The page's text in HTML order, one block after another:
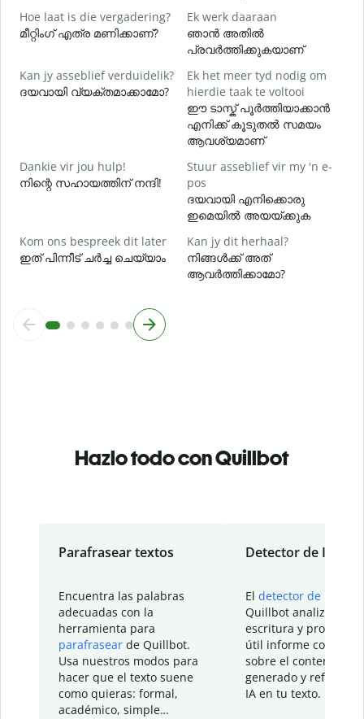
Hoe laat is die vergadering?
മീറ്റിംഗ് എത്ര മണിക്കാണ്?
Ek werk daaraan
ഞാൻ അതിൽ
പ്രവർത്തിക്കുകയാണ്
Kan jy asseblief verduidelik?
ദയവായി വ്യക്തമാക്കാമോ?
Ek het meer tyd nodig om
hierdie taak te voltooi
ഈ ടാസ്ക് പൂർത്തിയാക്കാൻ
എനിക്ക് കൂടുതൽ സമയം
ആവശ്യമാണ്
Dankie vir jou hulp!
നിന്റെ സഹായത്തിന് നന്ദി!
Stuur asseblief vir my 'n e-
pos
ദയവായി എനിക്കൊരു
ഇമെയിൽ അയയ്ക്കുക
Kom ons bespreek dit later
ഇത് പിന്നീട് ചർച്ച ചെയ്യാം
Kan jy dit herhaal?
നിങ്ങൾക്ക് അത്
ആവർത്തിക്കാമോ?
Hazlo todo con Quillbot
Parafrasear textos
Encuentra las palabras
adecuadas con la
herramienta para
parafrasear de Quillbot.
Usa nuestros modos para
hacer que el texto suene
como quieras: formal,
académico, simple…
Detector de IA
El detector de IA
Quillbot analiza tu
escritura y
útil informe con
sobre el contenido
generado y refinado
IA en tu texto.